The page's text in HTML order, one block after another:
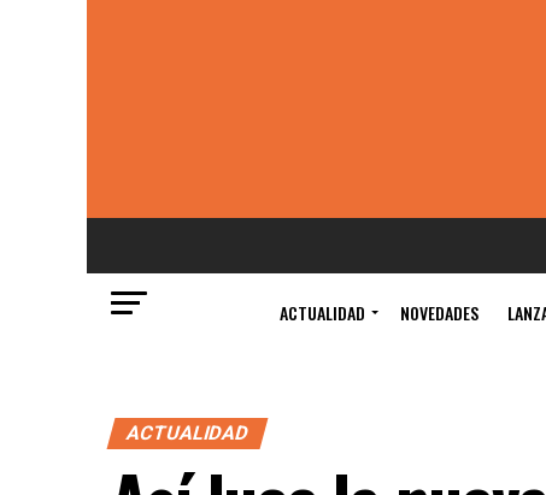
ACTUALIDAD NOVEDADES
ACTUALIDAD